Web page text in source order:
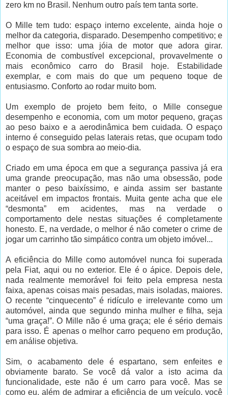
zero km no Brasil. Nenhum outro país tem tanta sorte.
O Mille tem tudo: espaço interno excelente, ainda hoje o
melhor da categoria, disparado. Desempenho competitivo; e
melhor que isso: uma jóia de motor que adora girar.
Economia de combustível excepcional, provavelmente o
mais econômico carro do Brasil hoje. Estabilidade
exemplar, e com mais do que um pequeno toque de
entusiasmo. Conforto ao rodar muito bom.
Um exemplo de projeto bem feito, o Mille consegue
desempenho e economia, com um motor pequeno, graças
ao peso baixo e a aerodinâmica bem cuidada. O espaço
interno é conseguido pelas laterais retas, que ocupam todo
o espaço de sua sombra ao meio-dia.
Criado em uma época em que a segurança passiva já era
uma grande preocupação, mas não uma obsessão, pode
manter o peso baixíssimo, e ainda assim ser bastante
aceitável em impactos frontais. Muita gente acha que ele
“desmonta” em acidentes, mas na verdade o
comportamento dele nestas situações é completamente
honesto. E, na verdade, o melhor é não cometer o crime de
jogar um carrinho tão simpático contra um objeto imóvel...
A eficiência do Mille como automóvel nunca foi superada
pela Fiat, aqui ou no exterior. Ele é o ápice. Depois dele,
nada realmente memorável foi feito pela empresa nesta
faixa, apenas coisas mais pesadas, mais isoladas, maiores.
O recente “cinquecento” é ridículo e irrelevante como um
automóvel, ainda que segundo minha mulher e filha, seja
“uma graça!”. O Mille não é uma graça; ele é sério demais
para isso. É apenas o melhor carro pequeno em produção,
em análise objetiva.
Sim, o acabamento dele é espartano, sem enfeites e
obviamente barato. Se você dá valor a isto acima da
funcionalidade, este não é um carro para você. Mas se
como eu, além de admirar a eficiência de um veículo, você